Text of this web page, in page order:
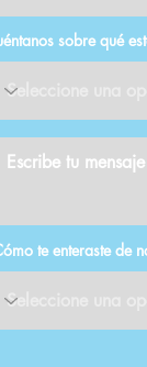
sobre qué
te enteraste de